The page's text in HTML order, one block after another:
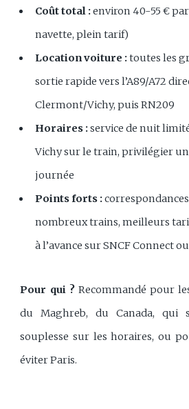
Coût total :environ 40-55 €
navette, plein tarif)
Location voiture :toutes les
sortie rapide vers l’A89/A72
Clermont/Vichy, puis RN209
Horaires :service de nuit
Vichy sur le train, privilégier
journée
Points forts :
nombreux trains, meilleurs
à l’avance sur SNCF Connect
Pour qui ?Recommandé pour
du Maghreb, du Canada, qui
souplesse sur les horaires, ou
éviter Paris.